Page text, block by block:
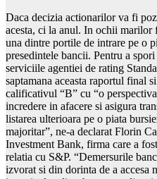
Daca decizia actionarilor va fi
acesta, ci la anul. In ochii marilor
una dintre portile de intrare pe o
presedintele bancii. Pentru a
serviciile agentiei de rating
saptamana aceasta raportul final
calificativul “B” cu “o
incredere in afacere si asigura
listarea ulterioara pe o piata
majoritar”, ne-a declarat Florin
Investment Bank, firma care a
relatia cu S&P. “Demersurile
izvorat si din dorinta de a accesa